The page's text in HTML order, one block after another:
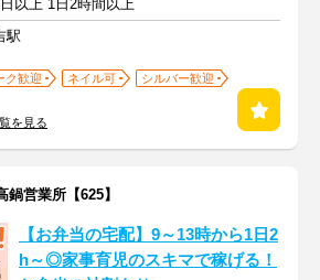
以上 1日2時間以上
駅
ク歓迎 ネイル可
シルバー歓迎
を見る
営業所【625】
【お弁当の宅配】9～13時から1日2
h～◎家事育児のスキマで稼げる！